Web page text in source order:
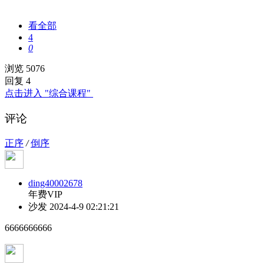
看全部
4
0
浏览 5076
回复 4
点击进入 "综合课程"
评论
正序 / 倒序
ding40002678
年费VIP
沙发 2024-4-9 02:21:21
6666666666